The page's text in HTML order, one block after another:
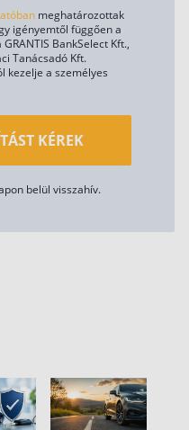
meghatározottak
igényemtől függően a
BankSelect Kft.,
Tanácsadó Kft.
kezelje a személyes
KÉREK
belül visszahív.